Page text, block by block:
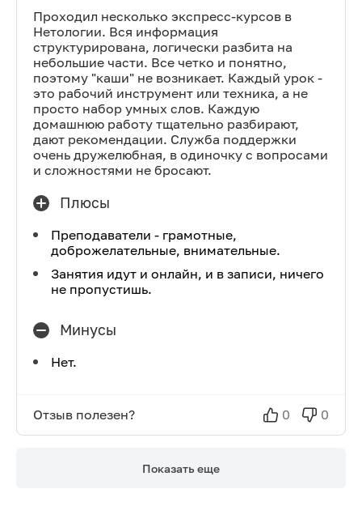
Проходил несколько экспресс-курсов в
Нетологии. Вся информация
структурирована, логически разбита на
небольшие части. Все четко и понятно,
поэтому "каши" не возникает. Каждый урок -
это рабочий инструмент или техника, а не
просто набор умных слов. Каждую
домашнюю работу тщательно разбирают,
дают рекомендации. Служба поддержки
очень дружелюбная, в одиночку с вопросами
и сложностями не бросают.
Плюсы
Преподаватели - грамотные,
доброжелательные, внимательные.
Занятия идут и онлайн, и в записи, ничего
не пропустишь.
Минусы
Нет.
Отзыв полезен? 0 0
Показать еще